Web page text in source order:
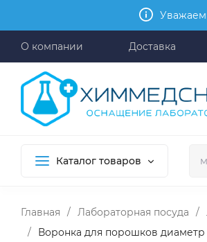
О компании Доставка
Каталог товаров
Главная / Лабораторная посуда /
/
Воронка для порошков диаметр